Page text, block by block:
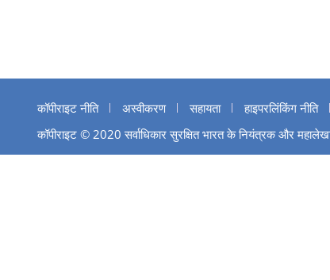
कॉपीराइट नीति अस्वीकरण सहायता हाइपरलिंकिंग नीति
कॉपीराइट © 2020 सर्वाधिकार सुरक्षित भारत के नियंत्रक और